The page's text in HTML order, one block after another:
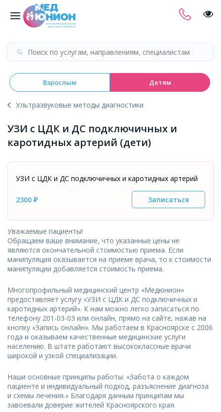
Взрослым Детям
Ультразвуковые методы диагностики
УЗИ с ЦДК и ДС подключичных и
каротидных артерий (дети)
УЗИ с ЦДК и ДС подключичных и каротидных артерий
2300 ₽ Записаться
Уважаемые пациенты!
Обращаем ваше внимание, что указанные цены не
являются окончательной стоимостью приема. Если
манипуляция оказывается на приеме врача, то к стоимости
манипуляции добавляется стоимость приема.
Многопрофильный медицинский центр «Медюнион»
предоставляет услугу «УЗИ с ЦДК и ДС подключичных и
каротидных артерий». К нам можно легко записаться по
телефону 201-03-03 или онлайн, прямо на сайте, нажав на
кнопку «Запись онлайн». Мы работаем в Красноярске с 2006
года и оказываем качественные медицинские услуги
населению. В штате работают высококлассные врачи
широкой и узкой специализации.
Наши основные принципы работы: «Забота о каждом
пациенте и индивидуальный подход, разъяснение диагноза
и схемы лечения.» Благодаря данным принципам мы
завоевали доверие жителей Красноярского края.